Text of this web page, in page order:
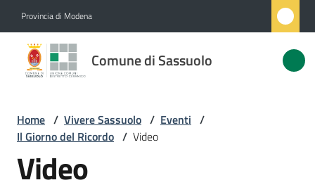
Provincia di Modena
Comune di Sassuolo
Comune
di
Home / Vivere Sassuolo / Eventi /
Il Giorno del Ricordo / Video
Video